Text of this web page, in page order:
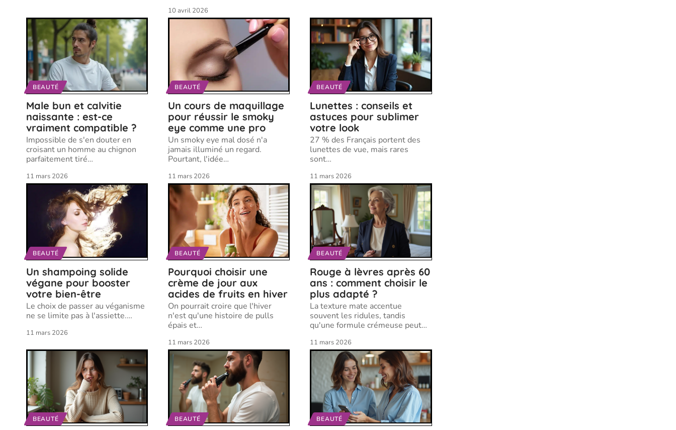
10 avril 2026
BEAUTÉ
Male bun et calvitie
naissante : est-ce
vraiment compatible ?
Impossible de s'en douter en
croisant un homme au chignon
parfaitement tiré…
11 mars 2026
BEAUTÉ
Un cours de maquillage
pour réussir le smoky
eye comme une pro
Un smoky eye mal dosé n'a
jamais illuminé un regard.
Pourtant, l'idée…
11 mars 2026
BEAUTÉ
Lunettes : conseils et
astuces pour sublimer
votre look
27 % des Français portent des
lunettes de vue, mais rares
sont…
11 mars 2026
BEAUTÉ
Un shampoing solide
végane pour booster
votre bien-être
Le choix de passer au véganisme
ne se limite pas à l'assiette.…
11 mars 2026
BEAUTÉ
Pourquoi choisir une
crème de jour aux
acides de fruits en hiver
On pourrait croire que l'hiver
n'est qu'une histoire de pulls
épais et…
11 mars 2026
BEAUTÉ
Rouge à lèvres après 60
ans : comment choisir le
plus adapté ?
La texture mate accentue
souvent les ridules, tandis
qu'une formule crémeuse peut…
11 mars 2026
BEAUTÉ BEAUTÉ BEAUTÉ